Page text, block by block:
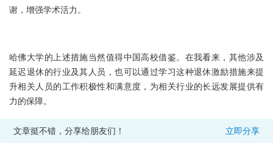
谢，增强学术活力。
哈佛大学的上述措施当然值得中国高校借鉴。在我看来，其他涉及
延迟退休的行业及其人员，也可以通过学习这种退休激励措施来提
升相关人员的工作积极性和满意度，为相关行业的长远发展提供有
力的保障。
文章挺不错，分享给朋友们！ 立即分享